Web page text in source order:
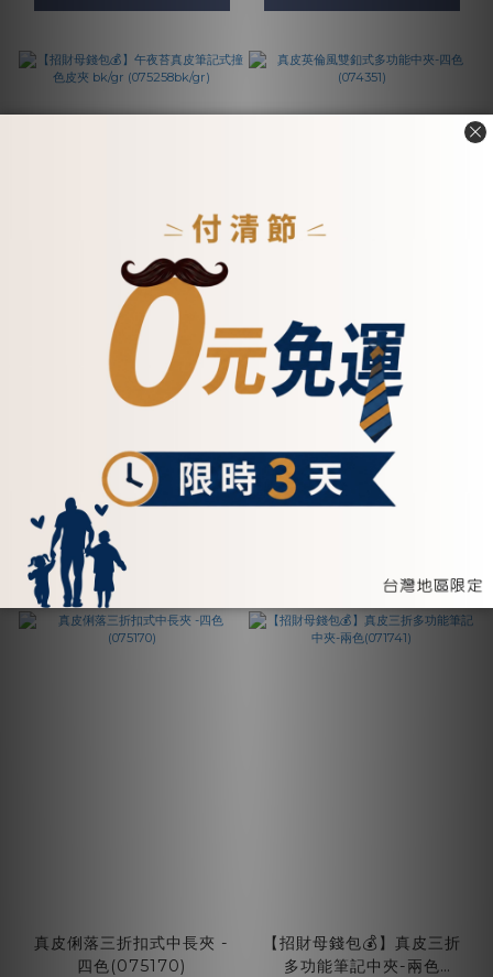
【招財母錢包💰】午夜苔真
皮筆記式撞色皮夾 bk/gr
加入購物車
真皮英倫風雙釦式多功能中
夾-四色(074351)
NT$2,280
真皮俐落三折扣式中長夾 -
四色(075170)
【招財母錢包💰】真皮三折
多功能筆記中夾-兩色